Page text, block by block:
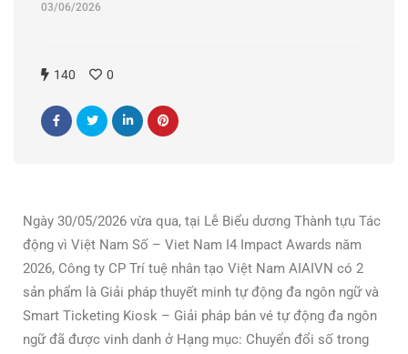
03/06/2026
140 0
Ngày 30/05/2026 vừa qua, tại Lễ Biểu dương Thành tựu Tác
động vì Việt Nam Số – Viet Nam I4 Impact Awards năm
2026, Công ty CP Trí tuệ nhân tạo Việt Nam AIAIVN có 2
sản phẩm là Giải pháp thuyết minh tự động đa ngôn ngữ và
Smart Ticketing Kiosk – Giải pháp bán vé tự động đa ngôn
ngữ đã được vinh danh ở Hạng mục: Chuyển đổi số trong